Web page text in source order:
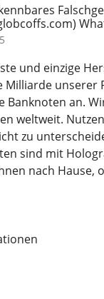
und einzige
Milliarde unserer
Banknoten an.
weltweit.
zu
sind mit
nach Hause,